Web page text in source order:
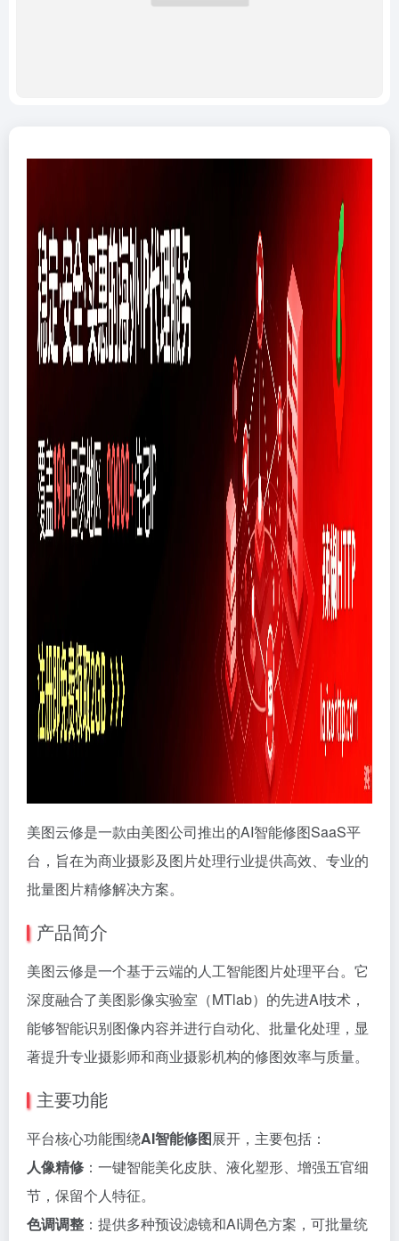
美图云修是一款由美图公司推出的AI智能修图SaaS平
台，旨在为商业摄影及图片处理行业提供高效、专业的
批量图片精修解决方案。
产品简介
美图云修是一个基于云端的人工智能图片处理平台。它
深度融合了美图影像实验室（MTlab）的先进AI技术，
能够智能识别图像内容并进行自动化、批量化处理，显
著提升专业摄影师和商业摄影机构的修图效率与质量。
主要功能
平台核心功能围绕AI智能修图展开，主要包括：
人像精修 ：一键智能美化皮肤、液化塑形、增强五官细
节，保留个人特征。
色调调整 ：提供多种预设滤镜和AI调色方案，可批量统